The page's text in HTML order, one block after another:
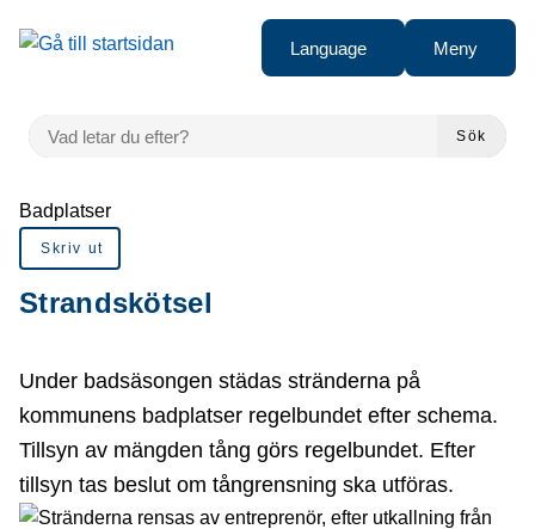
Gå till innehåll
till sidomeny
Language Meny
VAD LETAR DU EFTER?
Sök
Du är här:
Badplatser
Skriv ut
Strandskötsel
Under badsäsongen städas stränderna på
kommunens badplatser regelbundet efter schema.
Tillsyn av mängden tång görs regelbundet. Efter
tillsyn tas beslut om tångrensning ska utföras.